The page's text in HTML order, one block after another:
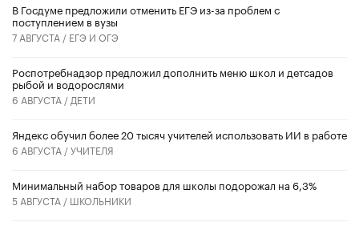
В Госдуме предложили отменить ЕГЭ из-за проблем с
поступлением в вузы
7 АВГУСТА / ЕГЭ И ОГЭ
Роспотребнадзор предложил дополнить меню школ и детсадов
рыбой и водорослями
6 АВГУСТА / ДЕТИ
​Яндекс обучил более 20 тысяч учителей использовать ИИ в работе
6 АВГУСТА /УЧИТЕЛЯ
Минимальный набор товаров для школы подорожал на 6,3%
5 АВГУСТА / ШКОЛЬНИКИ